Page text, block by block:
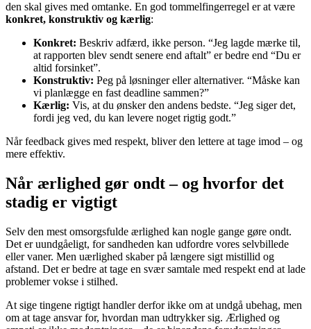
den skal gives med omtanke. En god tommelfingerregel er at være
konkret, konstruktiv og kærlig:
Konkret: Beskriv adfærd, ikke person. “Jeg lagde mærke til,
at rapporten blev sendt senere end aftalt” er bedre end “Du er
altid forsinket”.
Konstruktiv: Peg på løsninger eller alternativer. “Måske kan
vi planlægge en fast deadline sammen?”
Kærlig: Vis, at du ønsker den andens bedste. “Jeg siger det,
fordi jeg ved, du kan levere noget rigtig godt.”
Når feedback gives med respekt, bliver den lettere at tage imod – og
mere effektiv.
Når ærlighed gør ondt – og hvorfor det
stadig er vigtigt
Selv den mest omsorgsfulde ærlighed kan nogle gange gøre ondt.
Det er uundgåeligt, for sandheden kan udfordre vores selvbillede
eller vaner. Men uærlighed skaber på længere sigt mistillid og
afstand. Det er bedre at tage en svær samtale med respekt end at lade
problemer vokse i stilhed.
At sige tingene rigtigt handler derfor ikke om at undgå ubehag, men
om at tage ansvar for, hvordan man udtrykker sig. Ærlighed og